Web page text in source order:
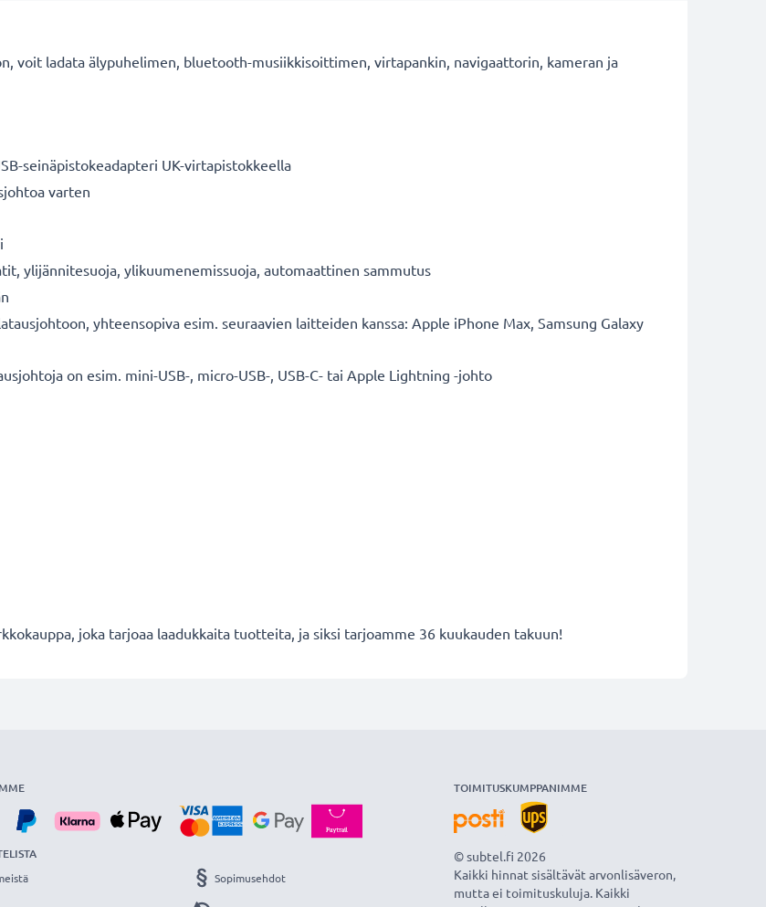
voit ladata älypuhelimen, bluetooth-musiikkisoittimen, virtapankin, navigaattorin, kameran ja
seinäpistokeadapteri UK-virtapistokkeella
varten
ylijännitesuoja, ylikuumenemissuoja, automaattinen sammutus
yhteensopiva esim. seuraavien laitteiden kanssa: Apple iPhone Max, Samsung Galaxy
on esim. mini-USB-, micro-USB-, USB-C- tai Apple Lightning -johto
joka tarjoaa laadukkaita tuotteita, ja siksi tarjoamme 36 kuukauden takuun!
Sopimusehdot
TOIMITUSKUMPPANIMME
© subtel.fi 2026
Kaikki hinnat sisältävät arvonlisäveron,
mutta ei toimituskuluja. Kaikki